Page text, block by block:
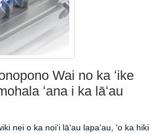
Wai no ka ʻike
ʻana i ka lāʻau
nei o ka noiʻi lāʻau lapaʻau, ʻo ka hiki